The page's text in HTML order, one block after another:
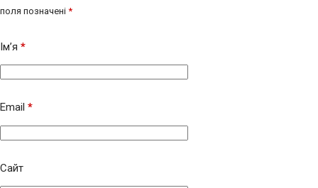
поля позначені *
Ім’я *
Email *
Сайт